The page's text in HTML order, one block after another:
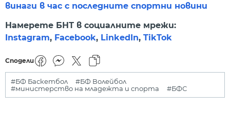
винаги в час с последните спортни новини
Намерете БНТ в социалните мрежи:
Instagram, Facebook, LinkedIn, TikTok
Сподели
#БФ Баскетбол
#БФ Волейбол
#министерство на младежта и спорта
#БФС